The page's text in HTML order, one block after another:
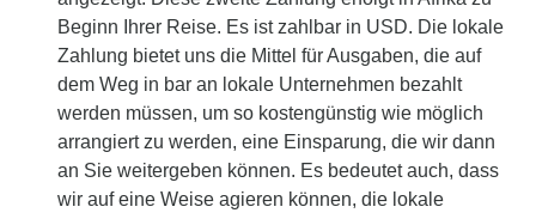
Beginn Ihrer Reise. Es ist zahlbar in USD. Die lokale
Zahlung bietet uns die Mittel für Ausgaben, die auf
dem Weg in bar an lokale Unternehmen bezahlt
werden müssen, um so kostengünstig wie möglich
arrangiert zu werden, eine Einsparung, die wir dann
an Sie weitergeben können. Es bedeutet auch, dass
wir auf eine Weise agieren können, die lokale